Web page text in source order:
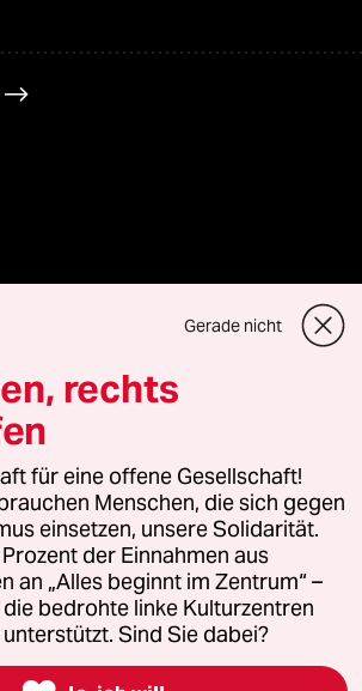
und Vertriebs GmbH
Bei rechtlichen Fragen oder für Genehmigungen
lizenzen@taz.de
Kommune-Richtlinien
Datenschutz Impressum AGB
widerrufen (Ads)
Gerade nicht
rechts
für eine offene Gesellschaft!
Menschen, die sich gegen
einsetzen, unsere Solidarität.
der Einnahmen aus
an „Alles beginnt im Zentrum“ –
bedrohte linke Kulturzentren
Sind Sie dabei?